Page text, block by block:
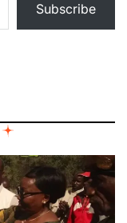
Subscribe